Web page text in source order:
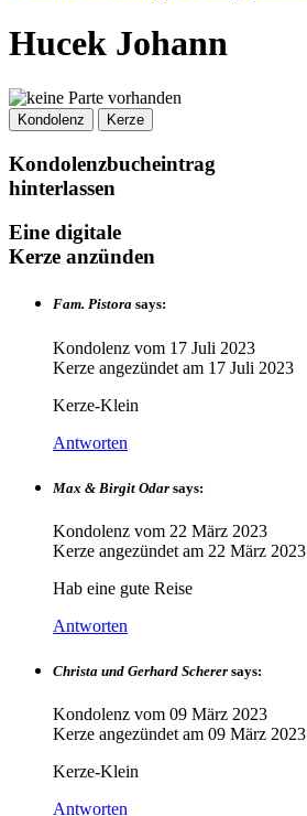
Hucek Johann
Kondolenz Kerze
Kondolenzbucheintrag
hinterlassen
Eine digitale
Kerze anzünden
Fam. Pistora says:
Kondolenz vom 17 Juli 2023
Kerze angezündet am 17 Juli 2023
Kerze-Klein
Antworten
Max & Birgit Odar says:
Kondolenz vom 22 März 2023
Kerze angezündet am 22 März 2023
Hab eine gute Reise
Antworten
Christa und Gerhard Scherer says:
Kondolenz vom 09 März 2023
Kerze angezündet am 09 März 2023
Kerze-Klein
Antworten